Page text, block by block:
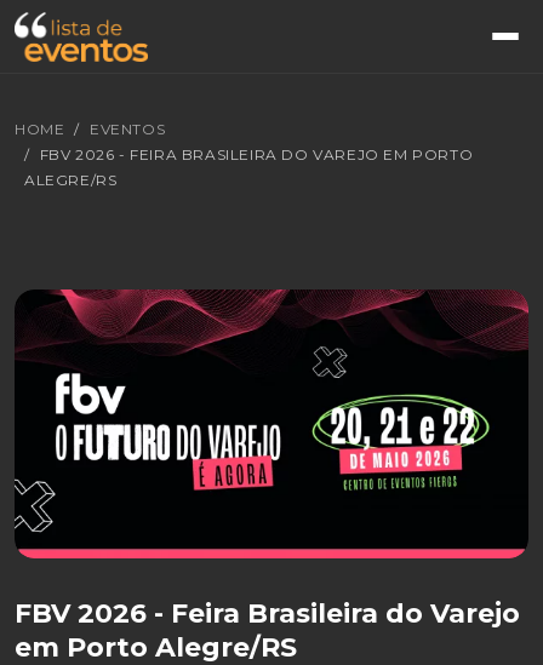
HOME
EVENTOS
FBV 2026 - FEIRA BRASILEIRA DO VAREJO EM PORTO
ALEGRE/RS
FBV 2026 - Feira Brasileira do Varejo
em Porto Alegre/RS